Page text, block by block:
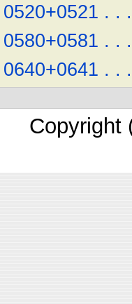
0520+0521 . . .
0580+0581 . . .
0640+0641 . . .
Copyright